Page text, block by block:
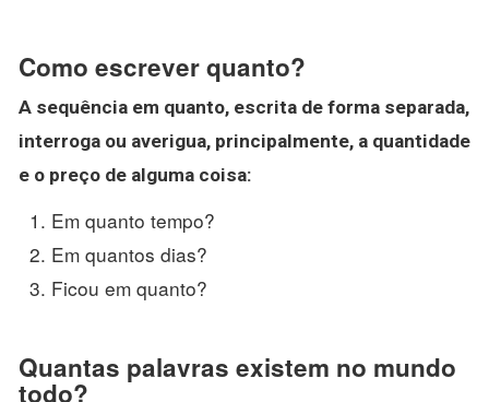
Como escrever quanto?
A sequência em quanto, escrita de forma separada,
interroga ou averigua, principalmente, a quantidade
e o preço de alguma coisa:
Em quanto tempo?
Em quantos dias?
Ficou em quanto?
Quantas palavras existem no mundo
todo?